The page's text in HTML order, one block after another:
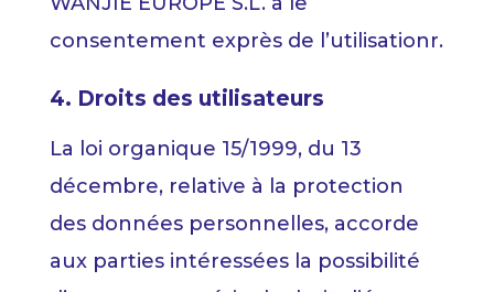
consentement exprès de l’utilisationr.
4. Droits des utilisateurs
La loi organique 15/1999, du 13
décembre, relative à la protection
des données personnelles, accorde
aux parties intéressées la possibilité